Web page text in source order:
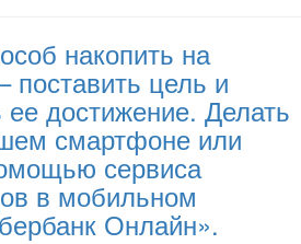
накопить на
поставить цель и
ее достижение. Делать
смартфоне или
сервиса
в мобильном
Онлайн».